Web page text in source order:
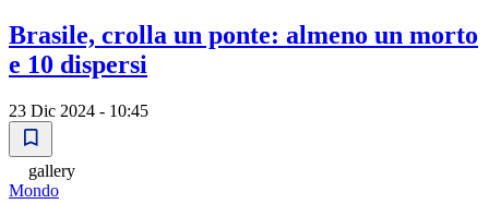
Brasile, crolla un ponte: almeno un morto
e 10 dispersi
23 Dic 2024 - 10:45
gallery
Mondo